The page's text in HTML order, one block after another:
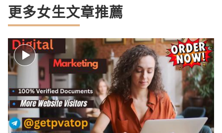
更多女生文章推薦